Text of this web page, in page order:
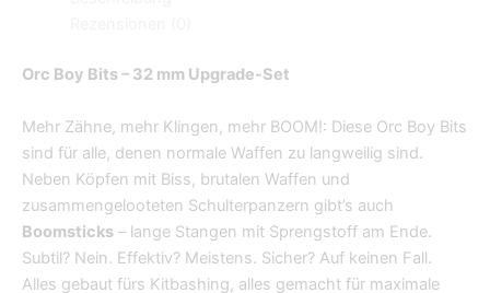
Orc Boy Bits – 32 mm Upgrade-Set
Mehr Zähne, mehr Klingen, mehr BOOM!: Diese Orc Boy Bits
sind für alle, denen normale Waffen zu langweilig sind.
Neben Köpfen mit Biss, brutalen Waffen und
zusammengelooteten Schulterpanzern gibt’s auch
Boomsticks – lange Stangen mit Sprengstoff am Ende.
Subtil? Nein. Effektiv? Meistens. Sicher? Auf keinen Fall.
Alles gebaut fürs Kitbashing, alles gemacht für maximale